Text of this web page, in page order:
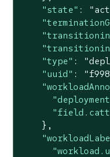
"state" :
"type" :
"uuid" :
    },